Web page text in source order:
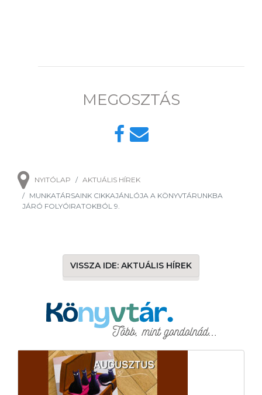
MEGOSZTÁS
NYITÓLAP
AKTUÁLIS HÍREK
MUNKATÁRSAINK CIKKAJÁNLÓJA A KÖNYVTÁRUNKBA
JÁRÓ FOLYÓIRATOKBÓL 9.
VISSZA IDE: AKTUÁLIS HÍREK